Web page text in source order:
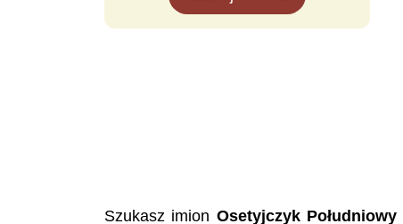
Szukasz imion Osetyjczyk Południowy